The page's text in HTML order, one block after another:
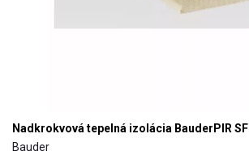
Nadkrokvová tepelná izolácia BauderPIR SF
Bauder